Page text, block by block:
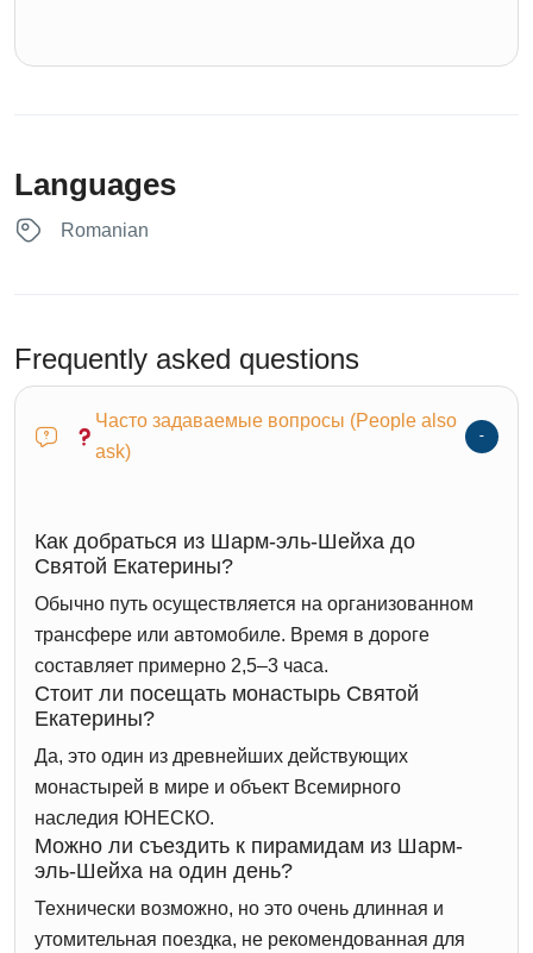
Languages
Romanian
Frequently asked questions
Часто задаваемые вопросы (People also
ask)
Как добраться из Шарм-эль-Шейха до
Святой Екатерины?
Обычно путь осуществляется на организованном
трансфере или автомобиле. Время в дороге
составляет примерно 2,5–3 часа.
Стоит ли посещать монастырь Святой
Екатерины?
Да, это один из древнейших действующих
монастырей в мире и объект Всемирного
наследия ЮНЕСКО.
Можно ли съездить к пирамидам из Шарм-
эль-Шейха на один день?
Технически возможно, но это очень длинная и
утомительная поездка, не рекомендованная для